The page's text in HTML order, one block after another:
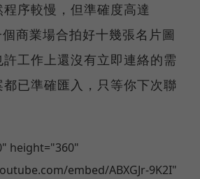
序較慢，但準確度高達
商業場合拍好十幾張名片圖
工作上還沒有立即連絡的需
已準確匯入，只等你下次聯
height="360"
embed/ABXGJr-9K2I"